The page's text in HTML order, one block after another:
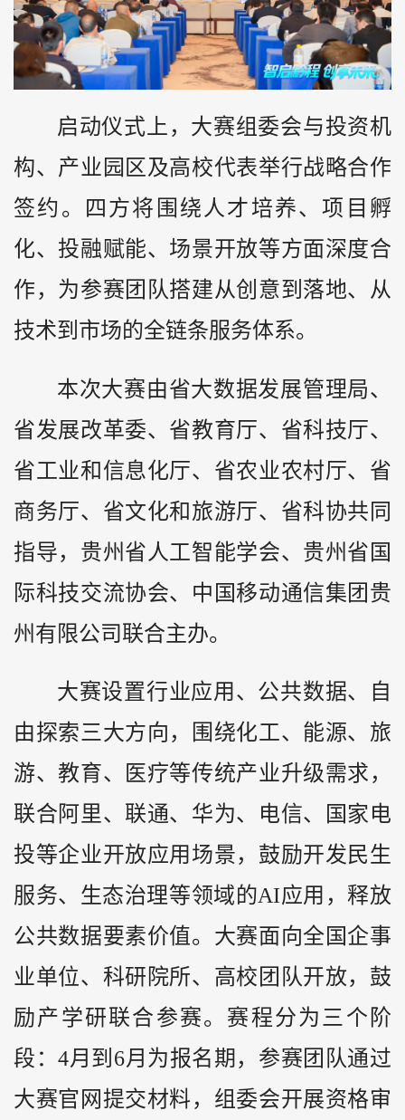
启动仪式上，大赛组委会与投资机
构、产业园区及高校代表举行战略合作
签约。四方将围绕人才培养、项目孵
化、投融赋能、场景开放等方面深度合
作，为参赛团队搭建从创意到落地、从
技术到市场的全链条服务体系。
本次大赛由省大数据发展管理局、
省发展改革委、省教育厅、省科技厅、
省工业和信息化厅、省农业农村厅、省
商务厅、省文化和旅游厅、省科协共同
指导，贵州省人工智能学会、贵州省国
际科技交流协会、中国移动通信集团贵
州有限公司联合主办。
大赛设置行业应用、公共数据、自
由探索三大方向，围绕化工、能源、旅
游、教育、医疗等传统产业升级需求，
联合阿里、联通、华为、电信、国家电
投等企业开放应用场景，鼓励开发民生
服务、生态治理等领域的AI应用，释放
公共数据要素价值。大赛面向全国企事
业单位、科研院所、高校团队开放，鼓
励产学研联合参赛。赛程分为三个阶
段：4月到6月为报名期，参赛团队通过
大赛官网提交材料，组委会开展资格审